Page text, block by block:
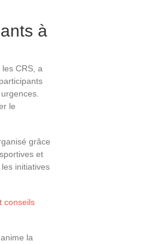
à
CRS, a
le
grâce
et
initiatives
conseils
anime la